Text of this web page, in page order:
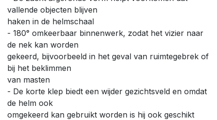
vallende objecten blijven
haken in de helmschaal
- 180° omkeerbaar binnenwerk, zodat het vizier naar
de nek kan worden
gekeerd, bijvoorbeeld in het geval van ruimtegebrek of
bij het beklimmen
van masten
- De korte klep biedt een wijder gezichtsveld en omdat
de helm ook
omgekeerd kan gebruikt worden is hij ook geschikt